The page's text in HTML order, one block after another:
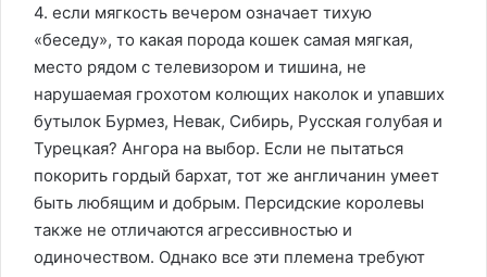
4. если мягкость вечером означает тихую
«беседу», то какая порода кошек самая мягкая,
место рядом с телевизором и тишина, не
нарушаемая грохотом колющих наколок и упавших
бутылок Бурмез, Невак, Сибирь, Русская голубая и
Турецкая? Ангора на выбор. Если не пытаться
покорить гордый бархат, тот же англичанин умеет
быть любящим и добрым. Персидские королевы
также не отличаются агрессивностью и
одиночеством. Однако все эти племена требуют